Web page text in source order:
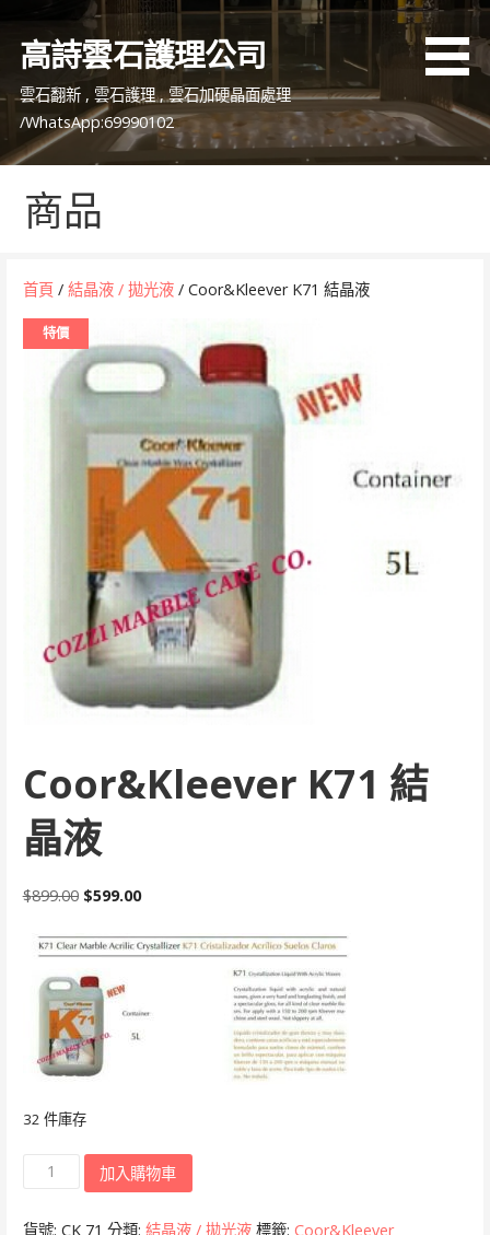
要
容
高詩雲石護理公司
雲石翻新 , 雲石護理 , 雲石加硬晶面處理
/WhatsApp:69990102
商品
首頁/ 結晶液 / 拋光液/ Coor&Kleever K71 結晶液
特價
Coor&Kleever K71 結
晶液
$899.00 原
價
格：
$899.00。
$599.00目
價
32 件庫存
Coor&Kleever
結
加入購物車
貨號: CK 71 分類: 結晶液 / 拋光液 標籤: Coor&Kleever